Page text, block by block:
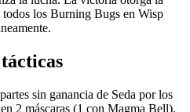
los Burning Bugs en Wisp
sin ganancia de Seda por los
2 máscaras (1 con Magma Bell).